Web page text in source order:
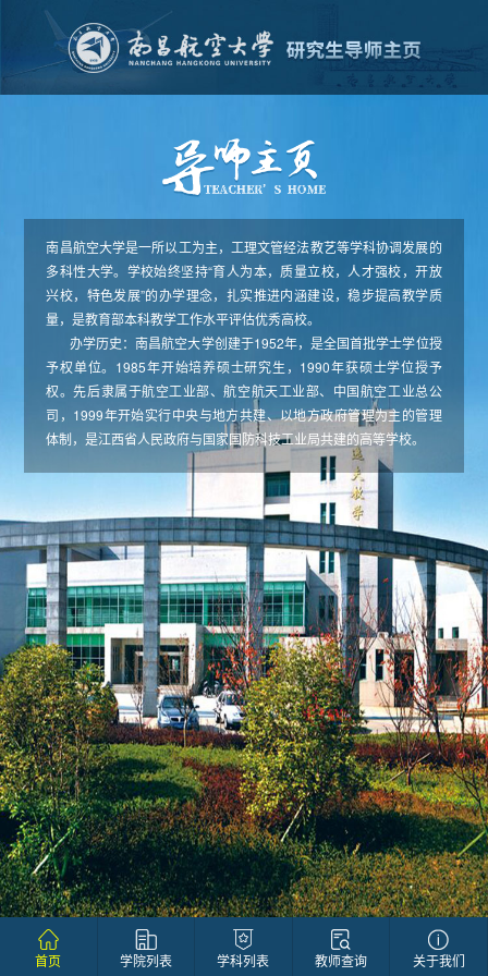
南昌航空大学是一所以工为主，工理文管经法教艺等学科协调发展的
多科性大学。学校始终坚持“育人为本，质量立校，人才强校，开放
兴校，特色发展”的办学理念，扎实推进内涵建设，稳步提高教学质
量，是教育部本科教学工作水平评估优秀高校。
办学历史：南昌航空大学创建于1952年，是全国首批学士学位授
予权单位。1985年开始培养硕士研究生，1990年获硕士学位授予
权。先后隶属于航空工业部、航空航天工业部、中国航空工业总公
司，1999年开始实行中央与地方共建、以地方政府管理为主的管理
体制，是江西省人民政府与国家国防科技工业局共建的高等学校。
首页 学院列表 学科列表 教师查询 关于我们